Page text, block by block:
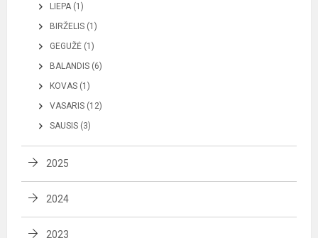
LIEPA (1)
BIRŽELIS (1)
GEGUŽĖ (1)
BALANDIS (6)
KOVAS (1)
VASARIS (12)
SAUSIS (3)
2025
2024
2023